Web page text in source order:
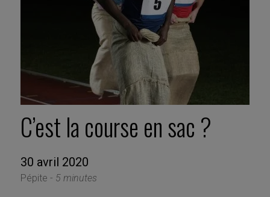
C’est la course en sac ?
30 avril 2020
Pépite - 5 minutes